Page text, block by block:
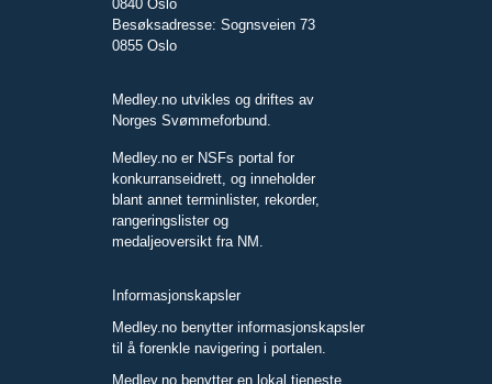
0840 Oslo
Besøksadresse: Sognsveien 73
0855 Oslo
Medley.no utvikles og driftes av
Norges Svømmeforbund.
Medley.no er NSFs portal for
konkurranseidrett, og inneholder
blant annet terminlister, rekorder,
rangeringslister og
medaljeoversikt fra NM.
Informasjonskapsler
Medley.no benytter informasjonskapsler
til å forenkle navigering i portalen.
Medley.no benytter en lokal tjeneste